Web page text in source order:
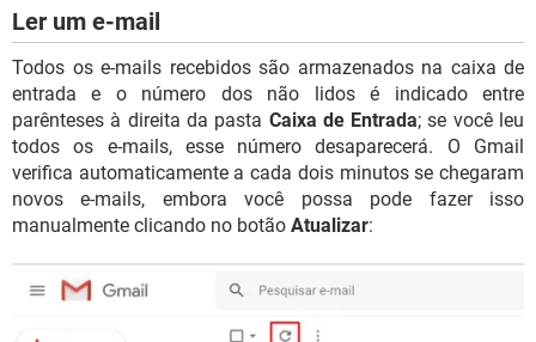
Ler um e-mail
Todos os e-mails recebidos são armazenados na caixa de
entrada e o número dos não lidos é indicado entre
parênteses à direita da pasta Caixa de Entrada; se você leu
todos os e-mails, esse número desaparecerá. O Gmail
verifica automaticamente a cada dois minutos se chegaram
novos e-mails, embora você possa pode fazer isso
manualmente clicando no botão Atualizar: